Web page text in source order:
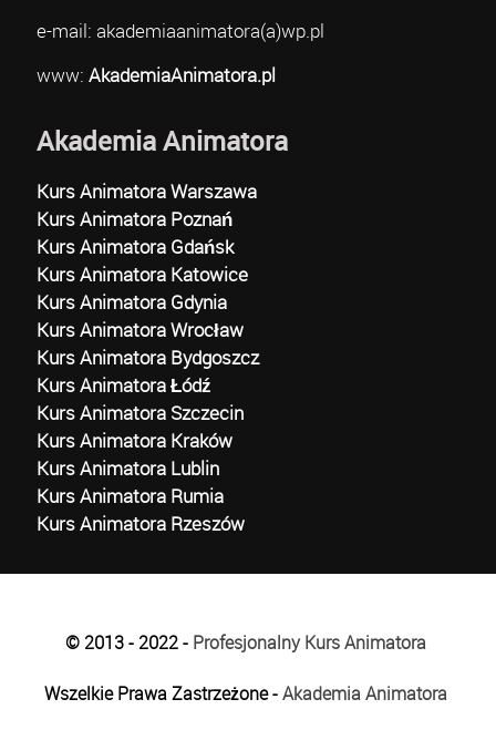
e-mail: akademiaanimatora(a)wp.pl
www: AkademiaAnimatora.pl
Akademia Animatora
Kurs Animatora Warszawa
Kurs Animatora Poznań
Kurs Animatora Gdańsk
Kurs Animatora Katowice
Kurs Animatora Gdynia
Kurs Animatora Wrocław
Kurs Animatora Bydgoszcz
Kurs Animatora Łódź
Kurs Animatora Szczecin
Kurs Animatora Kraków
Kurs Animatora Lublin
Kurs Animatora Rumia
Kurs Animatora Rzeszów
© 2013 - 2022 - Profesjonalny Kurs Animatora
Wszelkie Prawa Zastrzeżone -Akademia Animatora